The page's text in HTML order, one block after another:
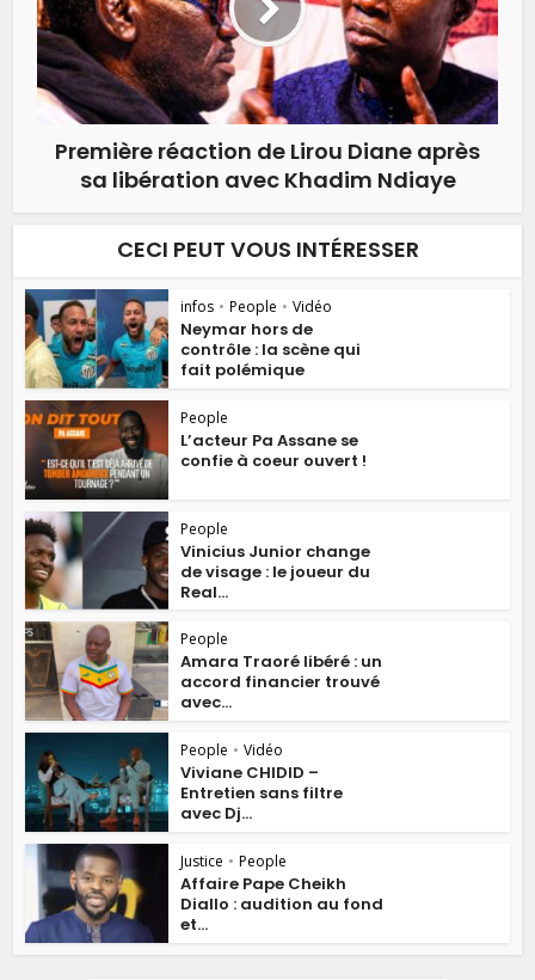
Première réaction de Lirou Diane après
sa libération avec Khadim Ndiaye
CECI PEUT VOUS INTÉRESSER
infos • People • Vidéo
Neymar hors de
contrôle : la scène qui
fait polémique
People
L’acteur Pa Assane se
confie à coeur ouvert !
People
Vinicius Junior change
de visage : le joueur du
Real...
People
Amara Traoré libéré : un
accord financier trouvé
avec...
People • Vidéo
Viviane CHIDID –
Entretien sans filtre
avec Dj...
Justice • People
Affaire Pape Cheikh
Diallo : audition au fond
et...